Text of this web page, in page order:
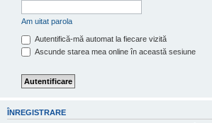
Am uitat parola
Autentifică-mă automat la fiecare vizită
Ascunde starea mea online în această sesiune
ÎNREGISTRARE